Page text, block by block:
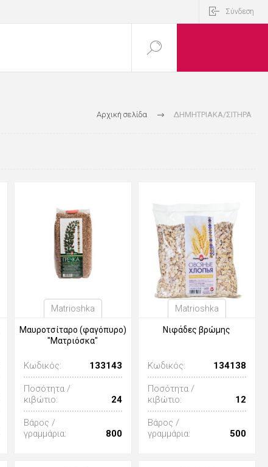
Σύνδεση
Αρχική σελίδα ΔΗΜΗΤΡΙΑΚΑ/ΣΙΤΗΡΑ
Matrioshka
Μαυροτσίταρο (φαγόπυρο)
"Ματριόσκα"
Κωδικός: 133143
Ποσότητα /
κιβώτιο:
24
Βάρος /
γραμμάρια:
800
Matrioshka
Νιφάδες βρώμης
Κωδικός: 134138
Ποσότητα /
κιβώτιο:
12
Βάρος /
γραμμάρια:
500